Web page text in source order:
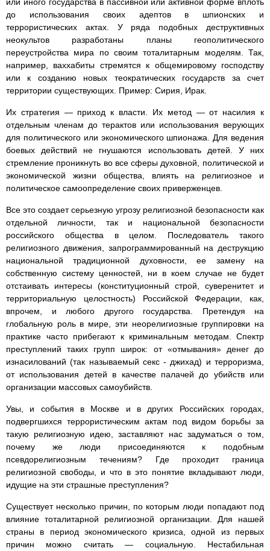
до использования своих адептов в шпионских и
террористических актах. У ряда подобных деструктивных
неокультов разработаны планы геополитического
переустройства мира по своим тоталитарным моделям. Так,
например, ваххабиты стремятся к общемировому господству
или к созданию новых теократических государств за счет
территории существующих. Пример: Сирия, Ирак.
Их стратегия — приход к власти. Их метод — от насилия к
отдельным членам до терактов или использования верующих
для политического или экономического шпионажа. Для ведения
боевых действий не гнушаются использовать детей. У них
стремление проникнуть во все сферы духовной, политической и
экономической жизни общества, влиять на религиозное и
политическое самоопределение своих приверженцев.
Все это создает серьезную угрозу религиозной безопасности как
отдельной личности, так и национальной безопасности
российского общества в целом. Последователь такого
религиозного движения, запрограммированный на деструкцию
национальной традиционной духовности, ее замену на
собственную систему ценностей, ни в коем случае не будет
отстаивать интересы (конституционный строй, суверенитет и
территориальную целостность) Российской Федерации, как,
впрочем, и любого другого государства. Претендуя на
глобальную роль в мире, эти неорелигиозные группировки на
практике часто прибегают к криминальным методам. Спектр
преступлений таких групп широк: от «отмывания» денег до
изнасилований (так называемый секс - джихад) и терроризма,
от использования детей в качестве палачей до убийств или
организации массовых самоубийств.
Увы, и события в Москве и в других Российских городах,
подвергшихся террористическим актам под видом борьбы за
такую религиозную идею, заставляют нас задуматься о том,
почему же люди присоединяются к подобным
псевдорелигиозным течениям? Где проходит граница
религиозной свободы, и что в это понятие вкладывают люди,
идущие на эти страшные преступления?
Существует несколько причин, по которым люди попадают под
влияние тоталитарной религиозной организации. Для нашей
страны в период экономического кризиса, одной из первых
причин можно считать — социальную. Нестабильная